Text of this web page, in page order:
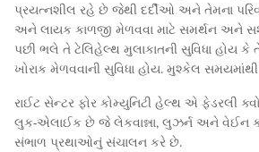
પ્રયત્નશીલ રહે છે જેથી દર્દીઓ અને તેમના
અને લાયક કાળજી મેળવવા માટે સમર્થન અને
પછી ભલે તે ટેલિહેલ્થ મુલાકાતની સુવિધા હોય કે
ખોરાક મેળવવાની સુવિધા હોય. મુશ્કેલ
રાઈટ સેન્ટર ફોર કોમ્યુનિટી હેલ્થ એ ફેડરલી
લુક-એલાઈક છે જે લેકવાન્ના, લુઝર્ન અને વેઈન
સંભાળ પ્રથાઓનું સંચાલન કરે છે.